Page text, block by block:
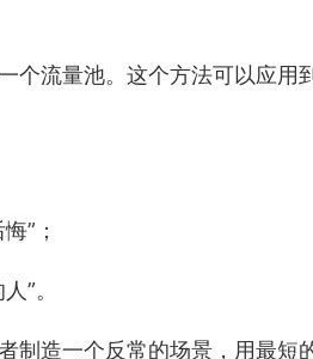
个流量池。这个方法可以应用
”；
”。
制造一个反常的场景，用最短